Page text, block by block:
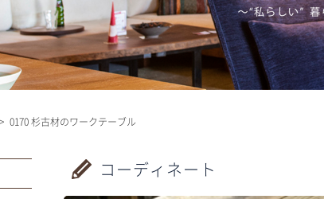
0170 杉古材のワークテーブル
コーディネート
Category